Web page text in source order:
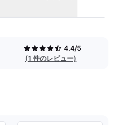
4.4/5
(1 件のレビュー)